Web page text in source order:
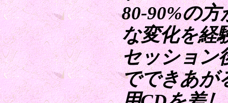
80-90%の
な変化を経
セッション
でできあが